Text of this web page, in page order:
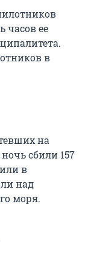
часов ее
в
на
сбили 157
в
над
моря.